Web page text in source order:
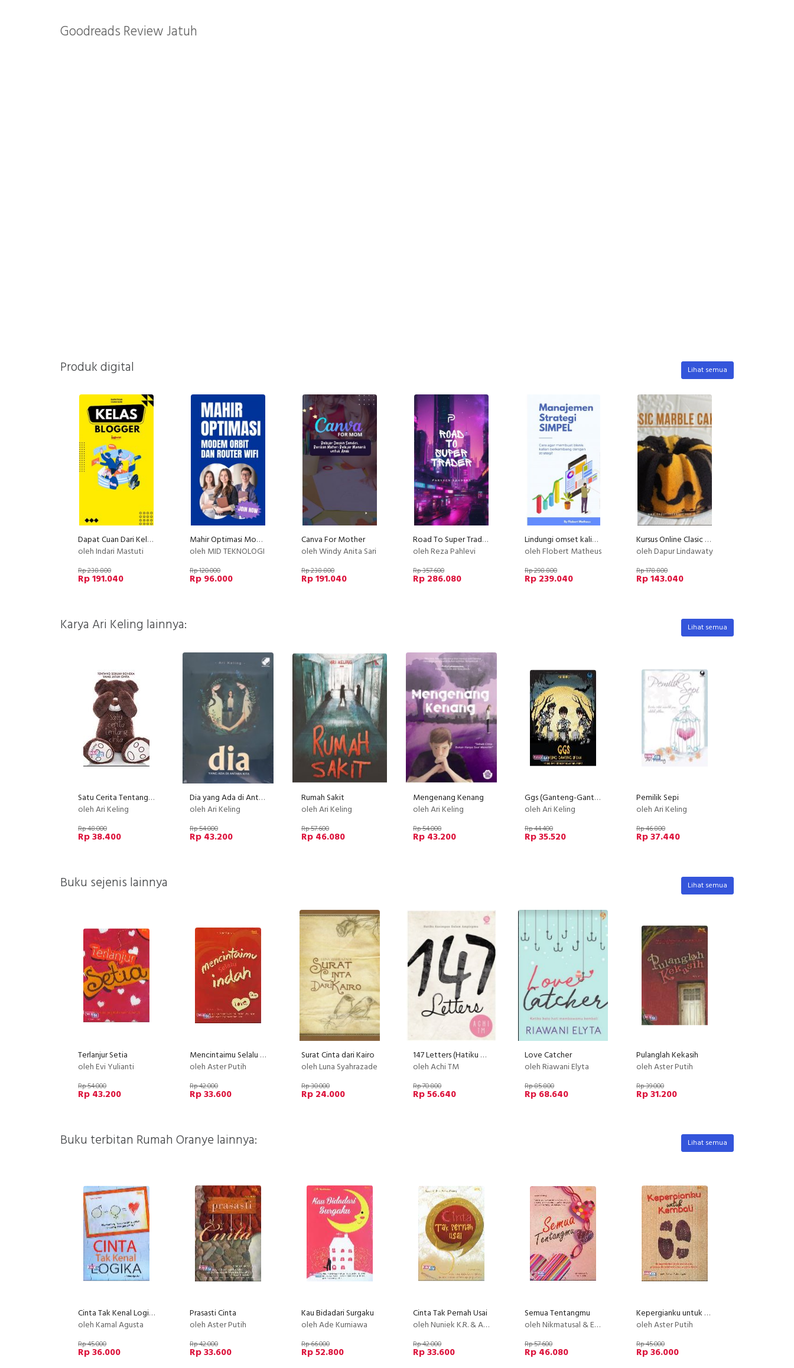
Goodreads Review Jatuh
Produk digital Lihat semua
Dapat Cuan Dari Kelas Blogger
oleh Indari Mastuti
Rp 238.800
Rp 191.040
Mahir Optimasi Modem Orbit dan Router WIFI
oleh MID TEKNOLOGI
Rp 120.000
Rp 96.000
Canva For Mother
oleh Windy Anita Sari
Rp 238.800
Rp 191.040
Road To Super Trader - Strategi Trading Terbukti Menghasilkan Profit
oleh Reza Pahlevi
Rp 357.600
Rp 286.080
Lindungi omset kalian dari kompetitor
oleh Flobert Matheus
Rp 298.800
Rp 239.040
Kursus Online Clasic Marble Cake Dapur Lindawaty PU
oleh Dapur Lindawaty
Rp 178.800
Rp 143.040
Karya Ari Keling lainnya: Lihat semua
Satu Cerita Tentang Cinta (Disc 50%)
oleh Ari Keling
Rp 48.000
Rp 38.400
Dia yang Ada di Antara Kita
oleh Ari Keling
Rp 54.000
Rp 43.200
Rumah Sakit
oleh Ari Keling
Rp 57.600
Rp 46.080
Mengenang Kenang
oleh Ari Keling
Rp 54.000
Rp 43.200
Ggs (Ganteng-Ganteng Setan)
oleh Ari Keling
Rp 44.400
Rp 35.520
Pemilik Sepi
oleh Ari Keling
Rp 46.800
Rp 37.440
Buku sejenis lainnya Lihat semua
Terlanjur Setia
oleh Evi Yulianti
Rp 54.000
Rp 43.200
Mencintaimu Selalu Indah
oleh Aster Putih
Rp 42.000
Rp 33.600
Surat Cinta dari Kairo
oleh Luna Syahrazade
Rp 30.000
Rp 24.000
147 Letters (Hatiku Kusimpan Dalam Amplopmu)
oleh Achi TM
Rp 70.800
Rp 56.640
Love Catcher
oleh Riawani Elyta
Rp 85.800
Rp 68.640
Pulanglah Kekasih
oleh Aster Putih
Rp 39.000
Rp 31.200
Buku terbitan Rumah Oranye lainnya: Lihat semua
Cinta Tak Kenal Logika
oleh Kamal Agusta
Rp 45.000
Rp 36.000
Prasasti Cinta
oleh Aster Putih
Rp 42.000
Rp 33.600
Kau Bidadari Surgaku
oleh Ade Kurniawa
Rp 66.000
Rp 52.800
Cinta Tak Pernah Usai
oleh Nuniek K.R. & Akbar Zidney
Rp 42.000
Rp 33.600
Semua Tentangmu
oleh Nikmatusal & Eka Yulistia
Rp 57.600
Rp 46.080
Kepergianku untuk Kembali
oleh Aster Putih
Rp 45.000
Rp 36.000